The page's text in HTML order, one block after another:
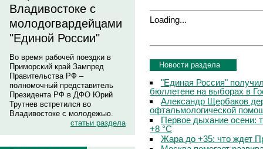
Владивостоке с
молодогвардейцами
"Единой России"
Во время рабочей поездки в
Приморский край Зампред
Правительства РФ –
полномочный представитель
Президента РФ в ДФО Юрий
Трутнев встретился во
Владивостоке с молодежью.
статьи раздела
Loading...
Новости раздела
"Единая Россия"
бюллетене на выборах в
Александр Щербаков
офтальмологической
Первое дыхание осени:
+8 °C
Жара до +35: что ждет